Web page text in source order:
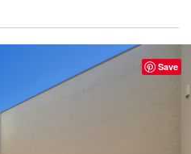
Save